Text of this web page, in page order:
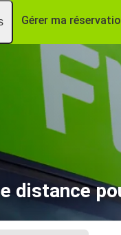
Gérer ma
distance